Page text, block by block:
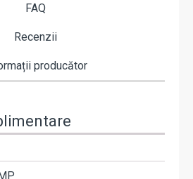
FAQ
Recenzii
producător